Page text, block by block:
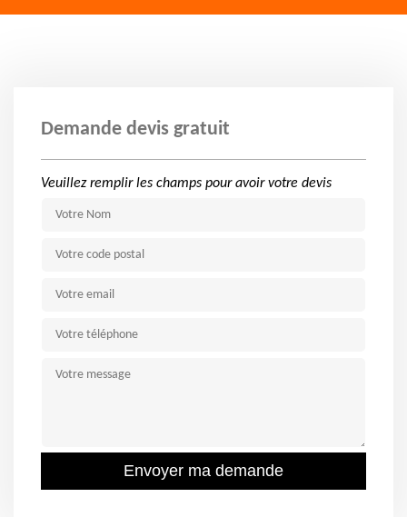
Demande devis gratuit
Veuillez remplir les champs pour avoir votre devis